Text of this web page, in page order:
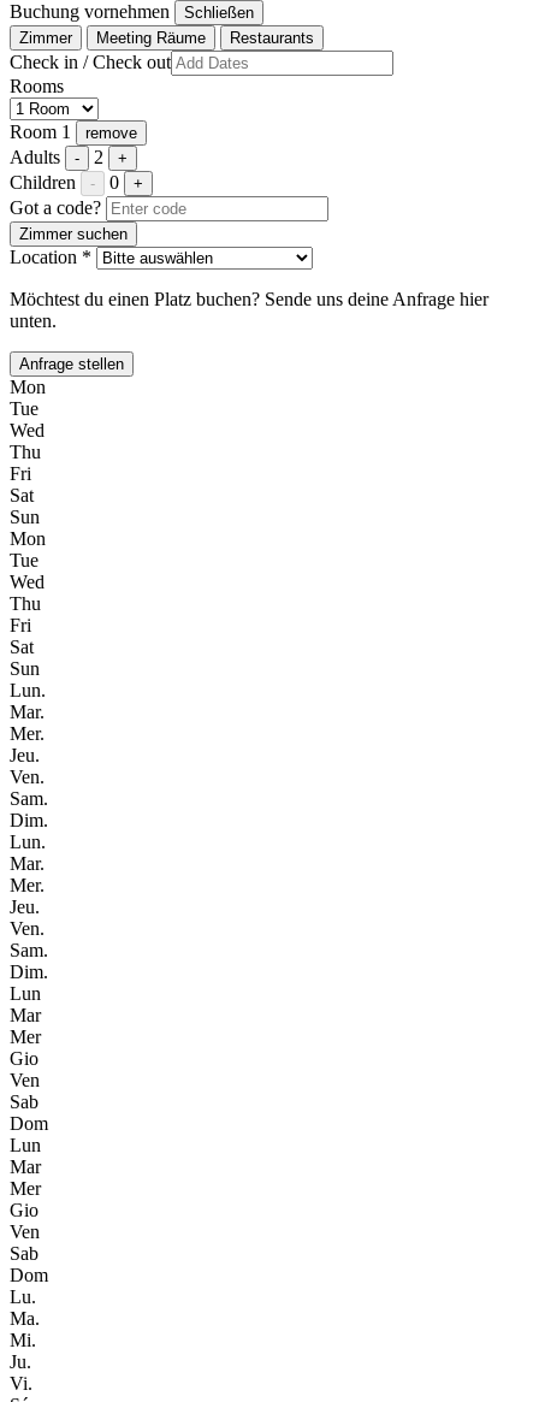
Buchung vornehmen
Schließen
Zimmer
Meeting Räume Restaurants
Check in / Check out
Rooms
Room 1 remove
Adults - 2 +
Children - 0 +
Got a code?
Zimmer suchen
Location *
Möchtest du einen Platz buchen? Sende uns deine Anfrage hier
unten.
Anfrage stellen
Mon
Tue
Wed
Thu
Fri
Sat
Sun
Mon
Tue
Wed
Thu
Fri
Sat
Sun
Lun.
Mar.
Mer.
Jeu.
Ven.
Sam.
Dim.
Lun.
Mar.
Mer.
Jeu.
Ven.
Sam.
Dim.
Lun
Mar
Mer
Gio
Ven
Sab
Dom
Lun
Mar
Mer
Gio
Ven
Sab
Dom
Lu.
Ma.
Mi.
Ju.
Vi.